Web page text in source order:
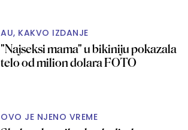
AU, KAKVO IZDANJE
"Najseksi mama" u bikiniju pokazala
telo od milion dolara FOTO
OVO JE NJENO VREME